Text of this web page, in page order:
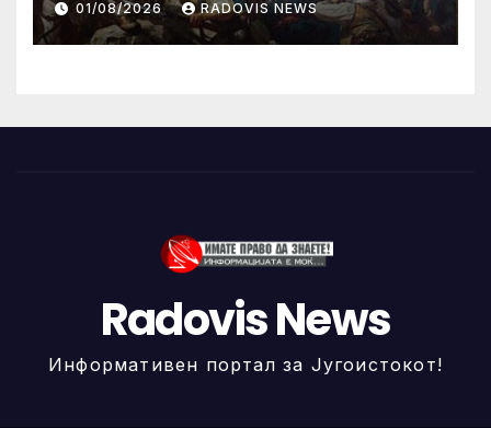
01/08/2026 RADOVIS NEWS
Radovis News
Информативен портал за Југоистокот!